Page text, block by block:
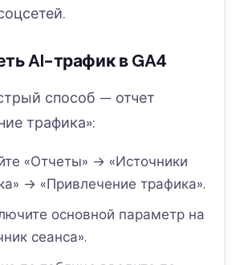
AI-трафик в GA4
способ — отчет
трафика»:
«Отчеты» → «Источники
→ «Привлечение трафика».
основной параметр на
сеанса».